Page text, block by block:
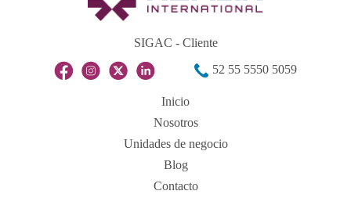
SIGAC - Cliente
52 55 5550 5059
Inicio
Nosotros
Unidades de negocio
Blog
Contacto